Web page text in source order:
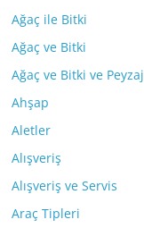
Ağaç ile Bitki
Ağaç ve Bitki
Ağaç ve Bitki ve Peyzaj
Ahşap
Aletler
Alışveriş
Alışveriş ve Servis
Araç Tipleri